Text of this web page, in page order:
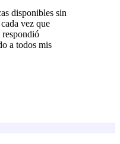
disponibles sin
vez que
respondió
a todos mis